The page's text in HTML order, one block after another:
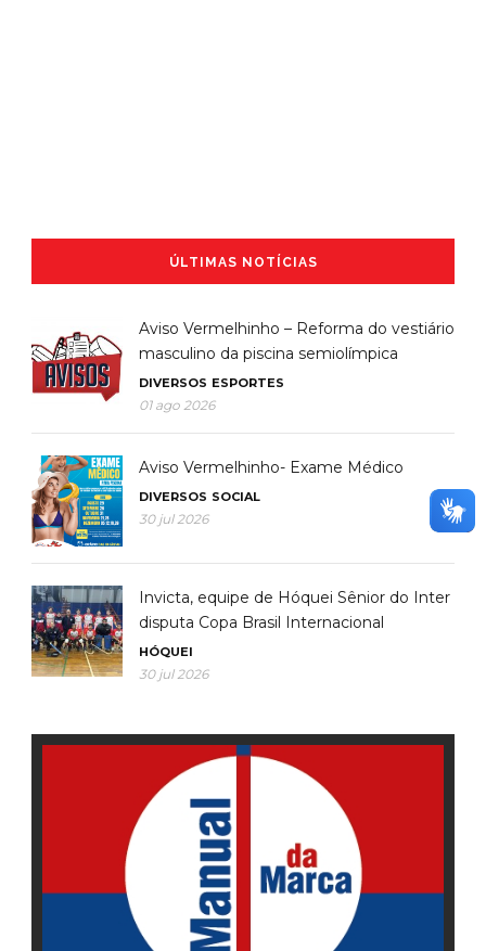
ÚLTIMAS NOTÍCIAS
Aviso Vermelhinho – Reforma do vestiário
masculino da piscina semiolímpica
DIVERSOS ESPORTES
01 ago 2026
Aviso Vermelhinho- Exame Médico
DIVERSOS SOCIAL
30 jul 2026
Invicta, equipe de Hóquei Sênior do Inter
disputa Copa Brasil Internacional
HÓQUEI
30 jul 2026